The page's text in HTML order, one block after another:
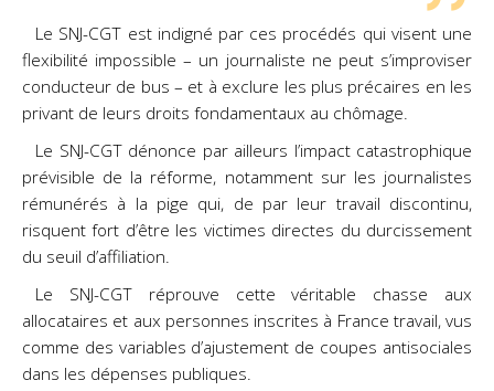
Le SNJ-CGT est indigné par ces procédés qui visent une
flexibilité impossible – un journaliste ne peut s’improviser
conducteur de bus – et à exclure les plus précaires en les
privant de leurs droits fondamentaux au chômage.
Le SNJ-CGT dénonce par ailleurs l’impact catastrophique
prévisible de la réforme, notamment sur les journalistes
rémunérés à la pige qui, de par leur travail discontinu,
risquent fort d’être les victimes directes du durcissement
du seuil d’affiliation.
Le SNJ-CGT réprouve cette véritable chasse aux
allocataires et aux personnes inscrites à France travail, vus
comme des variables d’ajustement de coupes antisociales
dans les dépenses publiques.